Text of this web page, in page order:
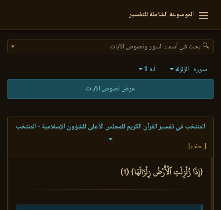
الموسوعة الشاملة للتفسير
🔍 بحث في أسماء السور ونصوص الآيات
سورة الزلزلة آية 1
عرض نصوص الآيات
المنتخب في تفسير القرآن الكريم للمجلس الأعلى للشؤون الإسلامية - المنتخب
[إخفاء]
{إِذَا زُلۡزِلَتِ ٱلۡأَرۡضُ زِلۡزَالَهَا} (1)